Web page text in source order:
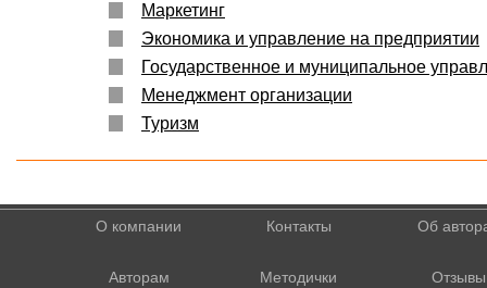
Маркетинг
Экономика и управление на предприятии
Государственное и муниципальное
Менеджмент организации
Туризм
О компании Контакты Об
Авторам Методички Отзывы